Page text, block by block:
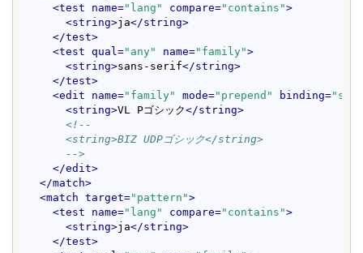
<test name="lang" compare="contains">
<string>ja</string>
</test>
<test qual ="any" name="family">
<string>sans-serif</string>
</test>
<edit name="family" mode="prepend" binding=
<string>VL Pゴシック</string>
<!--
      <string>BIZ UDPゴシック</string>
      -->
</edit>
</match>
<match target="pattern">
<test name="lang" compare="contains">
<string>ja</string>
</test>